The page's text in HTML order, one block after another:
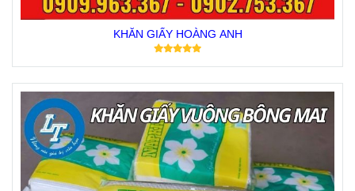
KHĂN GIẤY HOÀNG ANH